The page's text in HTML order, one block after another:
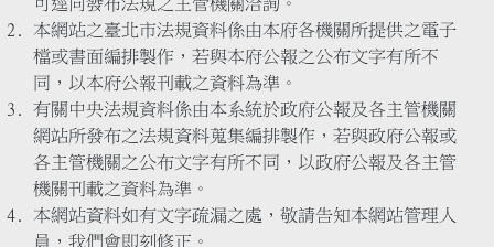
本網站之臺北市法規資料係由本府各機關所提供之電子
檔或書面編排製作，若與本府公報之公布文字有所不
同，以本府公報刊載之資料為準。
有關中央法規資料係由本系統於政府公報及各主管機關
網站所發布之法規資料蒐集編排製作，若與政府公報或
各主管機關之公布文字有所不同，以政府公報及各主管
機關刊載之資料為準。
本網站資料如有文字疏漏之處，敬請告知本網站管理人
員，我們會即刻修正。